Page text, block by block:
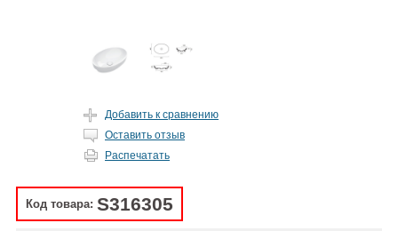
Добавить к сравнению
Оставить отзыв
Распечатать
Код товара: S316305